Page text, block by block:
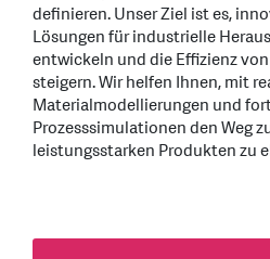
definieren. Unser Ziel ist es,
Lösungen für industrielle
entwickeln und die Effizienz
steigern. Wir helfen Ihnen, mit
Materialmodellierungen und
Prozesssimulationen den Weg
leistungsstarken Produkten zu